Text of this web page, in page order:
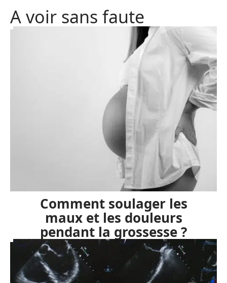
A voir sans faute
Comment soulager les
maux et les douleurs
pendant la grossesse ?